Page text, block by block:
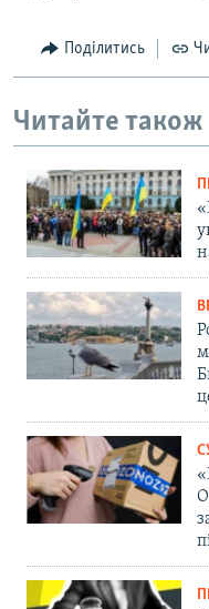
Поділитись
Читайте також